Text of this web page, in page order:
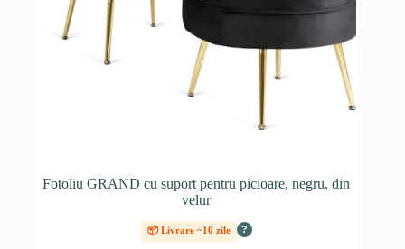
Fotoliu GRAND cu suport pentru picioare, negru, din
velur
📦 Livrare ~10 zile ?